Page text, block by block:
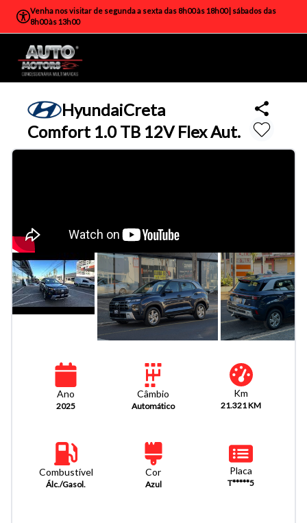
Venha nos visitar de segunda a sexta das 8h00 às 18h00 | sábados das
8h00 às 13h00
HyundaiCreta
Comfort 1.0 TB 12V Flex Aut.
Ano
2025
Câmbio
Automático
Km
21.321 KM
Combustível
Álc./Gasol.
Cor
Azul
Placa
T*****5